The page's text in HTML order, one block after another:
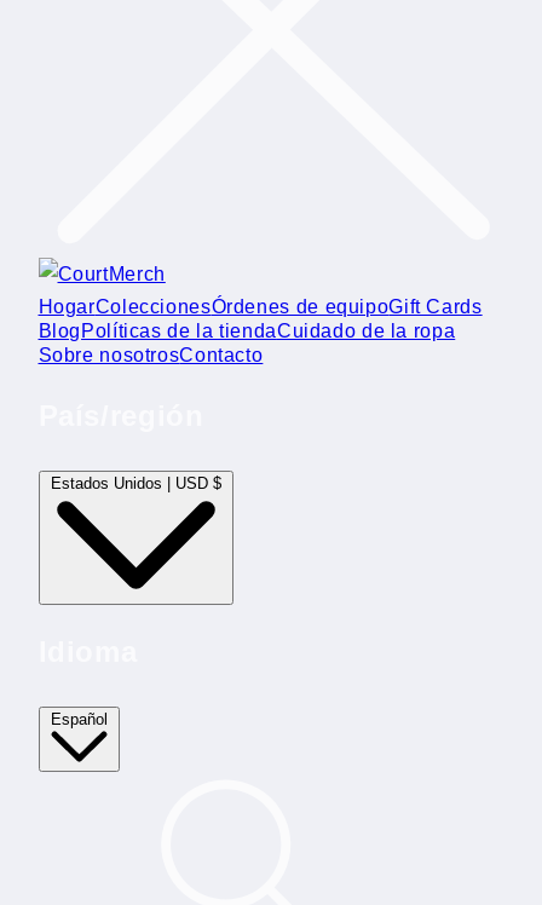
HogarColeccionesÓrdenes de equipoGift Cards
Blog Políticas de la tiendaCuidado de la ropa
Sobre nosotrosContacto
Estados Unidos | USD $
Español